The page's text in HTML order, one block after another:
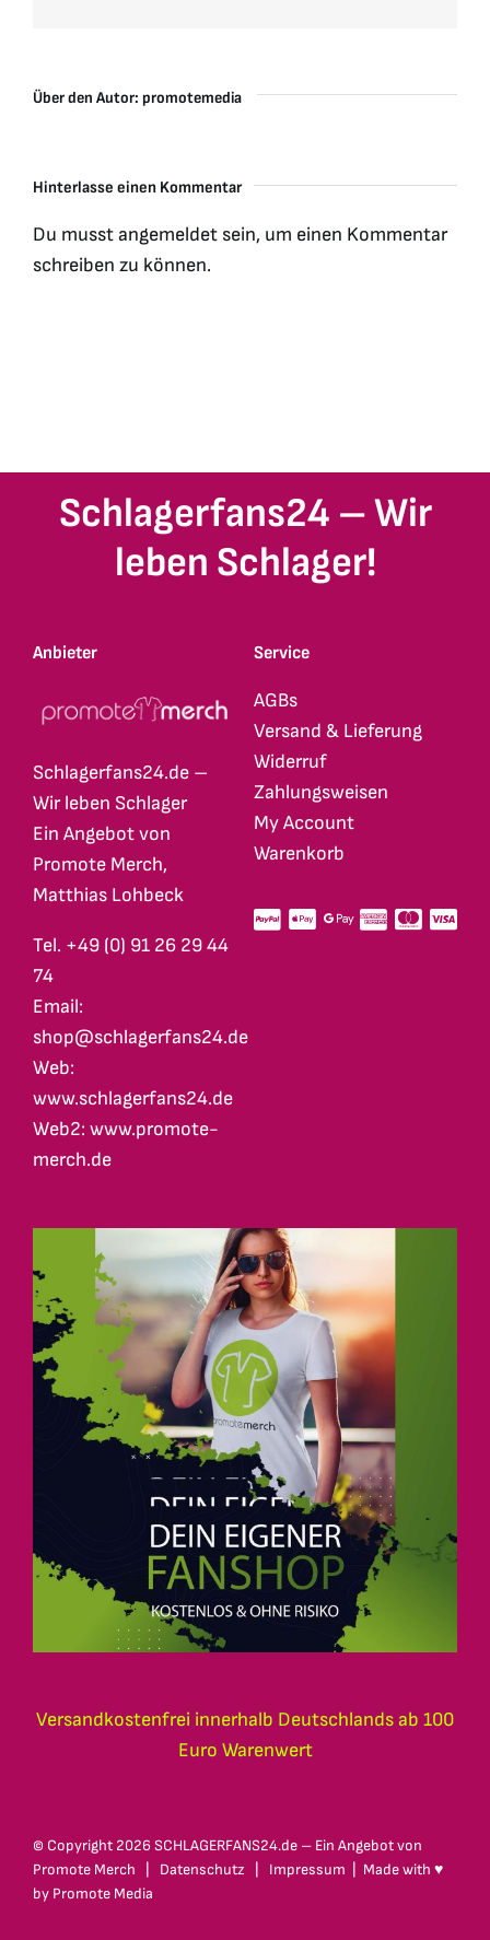
Über den Autor: promotemedia
Hinterlasse einen Kommentar
Du musstangemeldet sein, um einen Kommentar
schreiben zu können.
Schlagerfans24 – Wir
leben Schlager!
Anbieter
Schlagerfans24.de –
Wir leben Schlager
Ein Angebot von
Promote Merch,
Matthias Lohbeck
Tel. +49 (0) 91 26 29 44
74
Email:
shop@schlagerfans24.de
Web:
www.schlagerfans24.de
Web2: www.promote-
merch.de
Service
AGBs
Versand & Lieferung
Widerruf
Zahlungsweisen
My Account
Warenkorb
Versandkostenfrei innerhalb Deutschlands ab 100
Euro Warenwert
© Copyright 2026 SCHLAGERFANS24.de – Ein Angebot von
Promote Merch
Datenschutz Impressum | Made with ♥
by Promote Media